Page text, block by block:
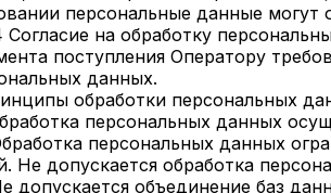
персональные данные могут
Согласие на обработку
поступления Оператору
данных.
обработки персональных
персональных данных
персональных данных
Не допускается обработка
допускается объединение баз